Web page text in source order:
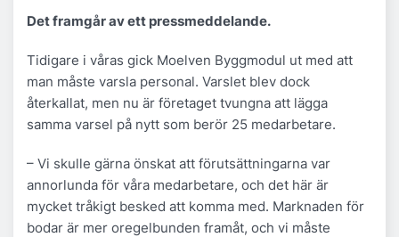
Det framgår av ett pressmeddelande.
Tidigare i våras gick Moelven Byggmodul ut med att
man måste varsla personal. Varslet blev dock
återkallat, men nu är företaget tvungna att lägga
samma varsel på nytt som berör 25 medarbetare.
– Vi skulle gärna önskat att förutsättningarna var
annorlunda för våra medarbetare, och det här är
mycket tråkigt besked att komma med. Marknaden för
bodar är mer oregelbunden framåt, och vi måste